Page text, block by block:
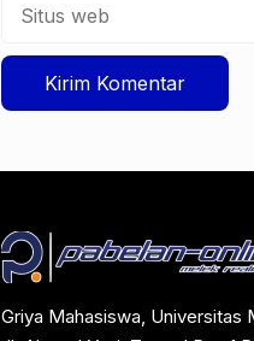
Griya Mahasiswa, Universitas